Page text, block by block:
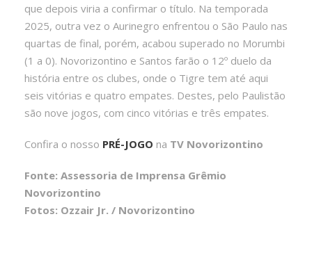
que depois viria a confirmar o título. Na temporada
2025, outra vez o Aurinegro enfrentou o São Paulo nas
quartas de final, porém, acabou superado no Morumbi
(1 a 0). Novorizontino e Santos farão o 12º duelo da
história entre os clubes, onde o Tigre tem até aqui
seis vitórias e quatro empates. Destes, pelo Paulistão
são nove jogos, com cinco vitórias e três empates.
Confira o nosso PRÉ-JOGO na TV Novorizontino
Fonte: Assessoria de Imprensa Grêmio
Novorizontino
Fotos: Ozzair Jr. / Novorizontino